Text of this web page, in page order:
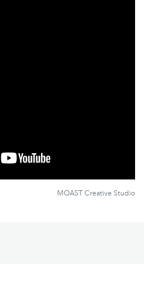
MOAST Creative Studio